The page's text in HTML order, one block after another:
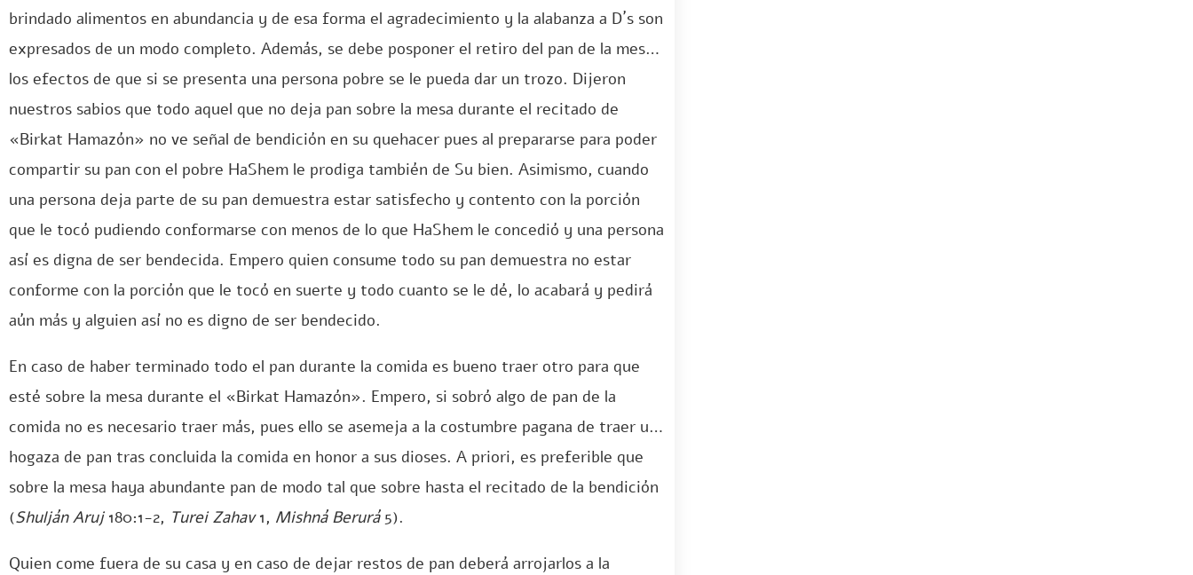
brindado alimentos en abundancia y de esa forma el agradecimiento y la alabanza a D´s son
expresados de un modo completo. Además, se debe posponer el retiro del pan de la mesa a
los efectos de que si se presenta una persona pobre se le pueda dar un trozo. Dijeron
nuestros sabios que todo aquel que no deja pan sobre la mesa durante el recitado de
«Birkat Hamazón» no ve señal de bendición en su quehacer pues al prepararse para poder
compartir su pan con el pobre HaShem le prodiga también de Su bien. Asimismo, cuando
una persona deja parte de su pan demuestra estar satisfecho y contento con la porción
que le tocó pudiendo conformarse con menos de lo que HaShem le concedió y una persona
así es digna de ser bendecida. Empero quien consume todo su pan demuestra no estar
conforme con la porción que le tocó en suerte y todo cuanto se le dé, lo acabará y pedirá
aún más y alguien así no es digno de ser bendecido.
En caso de haber terminado todo el pan durante la comida es bueno traer otro para que
esté sobre la mesa durante el «Birkat Hamazón». Empero, si sobró algo de pan de la
comida no es necesario traer más, pues ello se asemeja a la costumbre pagana de traer una
hogaza de pan tras concluida la comida en honor a sus dioses. A priori, es preferible que
sobre la mesa haya abundante pan de modo tal que sobre hasta el recitado de la bendición
(Shulján Aruj180:1-2, Turei Zahav1, Mishná Berurá5).
Quien come fuera de su casa y en caso de dejar restos de pan deberá arrojarlos a la